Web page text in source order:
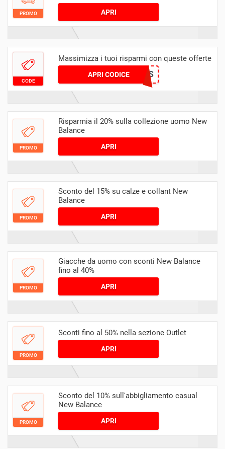
PROMO APRI
CODE
Massimizza i tuoi risparmi con queste offerte
APRI CODICEICICLES
PROMO
Risparmia il 20% sulla collezione uomo New
Balance
APRI
PROMO
Sconto del 15% su calze e collant New
Balance
APRI
PROMO
Giacche da uomo con sconti New Balance
fino al 40%
APRI
PROMO
Sconti fino al 50% nella sezione Outlet
APRI
PROMO
Sconto del 10% sull'abbigliamento casual
New Balance
APRI